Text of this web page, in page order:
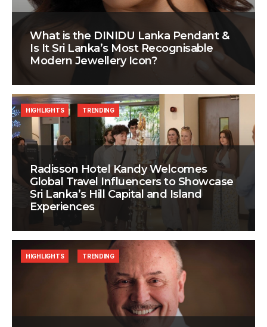
What is the DINIDU Lanka Pendant &
Is It Sri Lanka’s Most Recognisable
Modern Jewellery Icon?
Radisson Hotel Kandy Welcomes
Global Travel Influencers to Showcase
Sri Lanka’s Hill Capital and Island
Experiences
HIGHLIGHTS TRENDING
HIGHLIGHTS TRENDING